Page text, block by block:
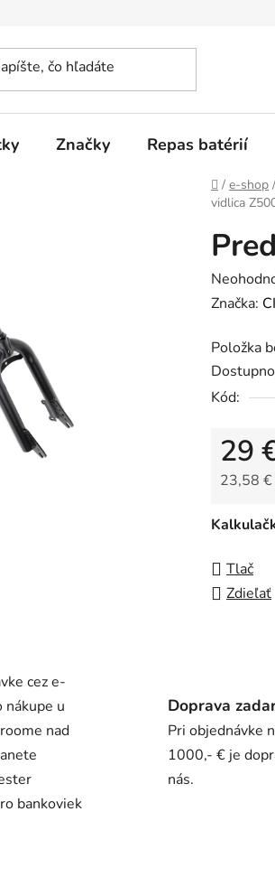
Značky Repas batérií
Domov
/ e-shop /
vidlica
je
0,0
z
Značka:
Položka
Kód:
29
23,58 €
Tlač
Zdieľať
cez e-
nákupe u
nad
bankoviek
Doprava
Pri objednávke
1000,- € je
nás.